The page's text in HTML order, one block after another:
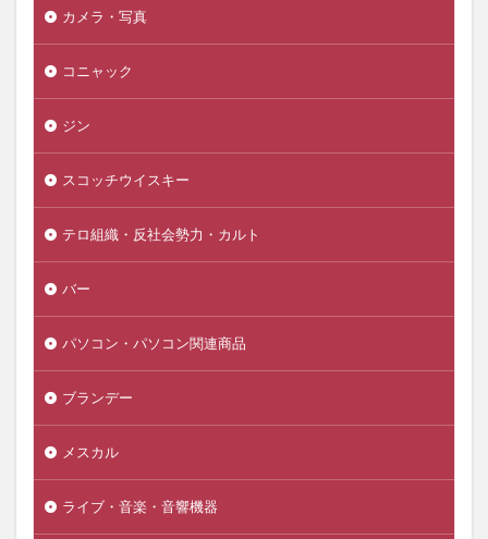
カメラ・写真
コニャック
ジン
スコッチウイスキー
テロ組織・反社会勢力・カルト
バー
パソコン・パソコン関連商品
ブランデー
メスカル
ライブ・音楽・音響機器